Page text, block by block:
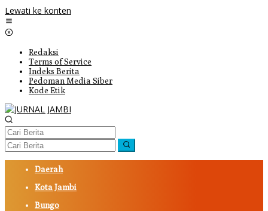
Lewati ke konten
Redaksi
Terms of Service
Indeks Berita
Pedoman Media Siber
Kode Etik
Daerah
Kota Jambi
Bungo